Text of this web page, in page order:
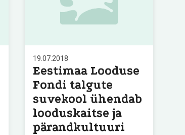
19.07.2018
Eestimaa Looduse
Fondi talgute
suvekool ühendab
looduskaitse ja
pärandkultuuri